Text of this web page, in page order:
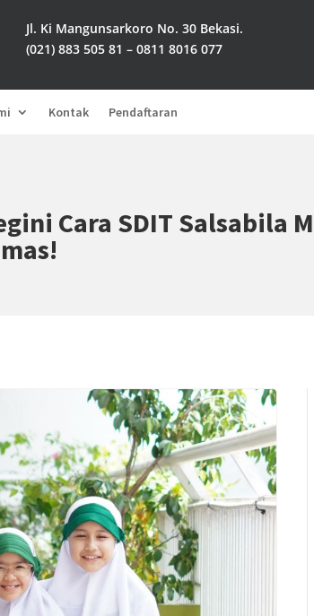
Jl. Ki Mangunsarkoro No. 30 Bekasi.
(021) 883 505 81 – 0811 8016 077
Kontak Pendaftaran
Cara SDIT Salsabila